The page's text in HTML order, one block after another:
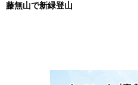
藤無山で新緑登山